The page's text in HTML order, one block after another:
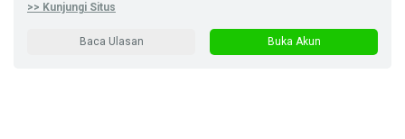
>> Kunjungi Situs
Baca Ulasan Buka Akun